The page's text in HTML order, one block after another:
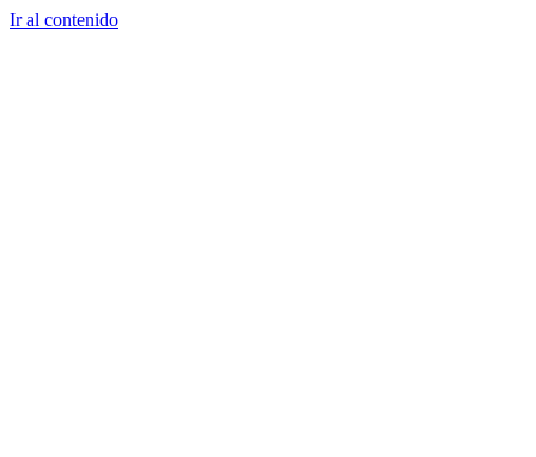
Ir al contenido